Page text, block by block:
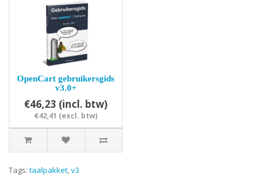
OpenCart gebruikersgids
v3.0+
€46,23 (incl. btw)
€42,41 (excl. btw)
Tags: taalpakket,v3